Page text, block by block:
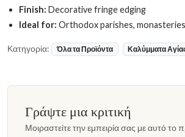
Finish: Decorative fringe edging
Ideal for: Orthodox parishes,
Κατηγορία: Όλα τα Προϊόντα Καλύμματα
Γράψτε μια κριτική
Μοιραστείτε την εμπειρία σας με αυτό το